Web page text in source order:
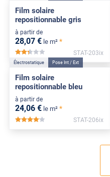
Film solaire
repositionnable gris
à partir de
28,07 € le m² *
*****
STAT-203ix
Électrostatique Pose Int / Ext
Film solaire
repositionnable bleu
à partir de
24,06 € le m² *
*****
STAT-206ix